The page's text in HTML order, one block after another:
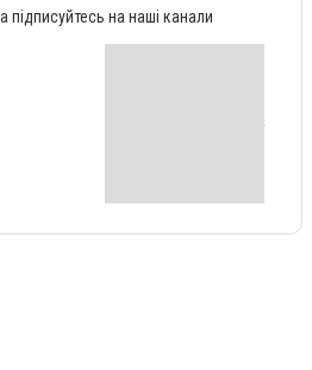
підписуйтесь на наші канали